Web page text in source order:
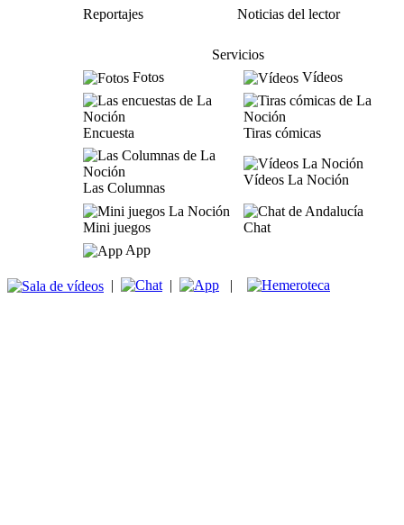
Reportajes
Noticias del lector
Servicios
Fotos
Vídeos
Encuesta Tiras cómicas
Las Columnas
Vídeos La Noción
Mini juegos
Chat
App
| | |